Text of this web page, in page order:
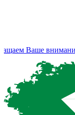
Ваше внимание,